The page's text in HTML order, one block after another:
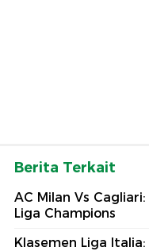
Berita Terkait
AC Milan Vs
Liga Champions
Klasemen Liga